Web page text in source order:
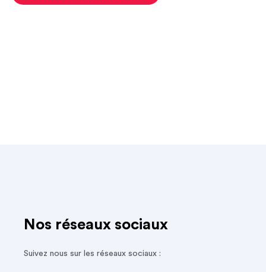
Nos réseaux sociaux
Suivez nous sur les réseaux sociaux :